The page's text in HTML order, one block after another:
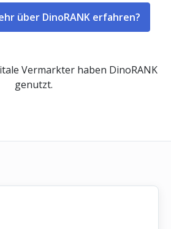
über DinoRANK erfahren?
Vermarkter haben DinoRANK
genutzt.